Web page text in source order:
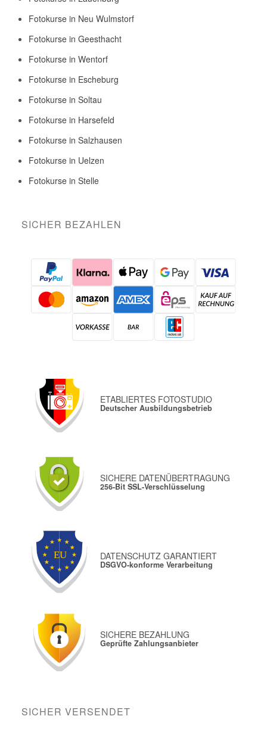
Fotokurse in Neu Wulmstorf
Fotokurse in Geesthacht
Fotokurse in Wentorf
Fotokurse in Escheburg
Fotokurse in Soltau
Fotokurse in Harsefeld
Fotokurse in Salzhausen
Fotokurse in Uelzen
Fotokurse in Stelle
SICHER BEZAHLEN
ETABLIERTES FOTOSTUDIO
Deutscher Ausbildungsbetrieb
SICHERE DATENÜBERTRAGUNG
256-Bit SSL-Verschlüsselung
DATENSCHUTZ GARANTIERT
DSGVO-konforme Verarbeitung
SICHERE BEZAHLUNG
Geprüfte Zahlungsanbieter
SICHER VERSENDET